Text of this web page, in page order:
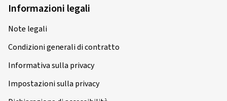
Informazioni legali
Note legali
Condizioni generali di contratto
Informativa sulla privacy
Impostazioni sulla privacy